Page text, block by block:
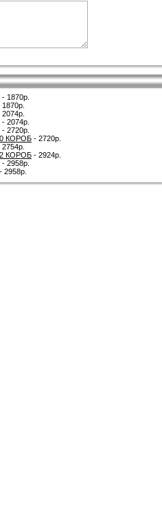
- 1870р.
1870р.
2074р.
- 2074р.
- 2720р.
КОРОБ - 2720р.
2754р.
КОРОБ - 2924р.
- 2958р.
- 2958р.